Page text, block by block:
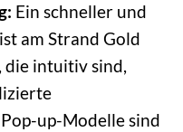
Ein schneller und
am Strand Gold
die intuitiv sind,
up-Modelle sind